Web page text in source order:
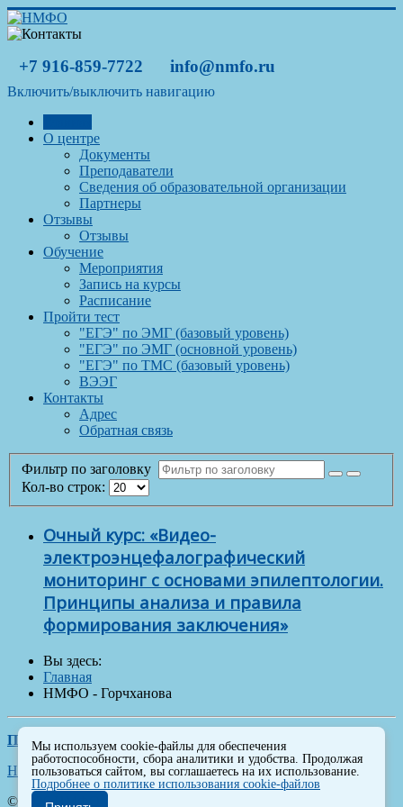
+7 916-859-7722 info@nmfo.ru
Включить/выключить навигацию
О центре
Документы
Преподаватели
Сведения об образовательной организации
Партнеры
Отзывы
Отзывы
Обучение
Мероприятия
Запись на курсы
Расписание
Пройти тест
"ЕГЭ" по ЭМГ (базовый уровень)
"ЕГЭ" по ЭМГ (основной уровень)
"ЕГЭ" по ТМС (базовый уровень)
ВЭЭГ
Контакты
Адрес
Обратная связь
Фильтр по заголовку
Кол-во строк:
Очный курс: «Видео-
электроэнцефалографический
мониторинг с основами эпилептологии.
Принципы анализа и правила
формирования заключения»
Вы здесь:
Главная
НМФО - Горчханова
Политика обработки персональных данных
Наверх
© 2026 НМФО
Мы используем cookie-файлы для обеспечения
работоспособности, сбора аналитики и удобства. Продолжая
пользоваться сайтом, вы соглашаетесь на их использование.
Подробнее о политике использования cookie-файлов